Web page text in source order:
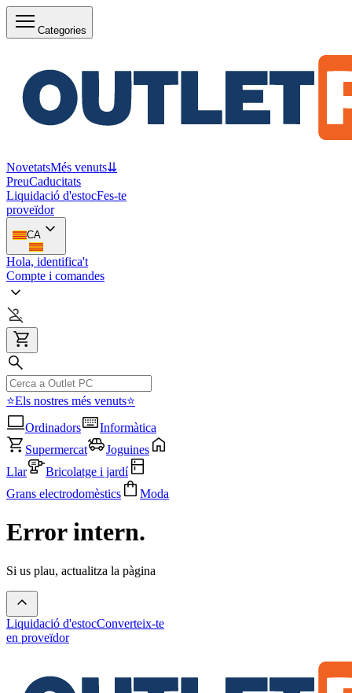
Categories
NovetatsMés venuts⇊
PreuCaducitats
Liquidació d'estocFes-te
proveïdor
CA
Hola, identifica't
Compte i comandes
⭐Els nostres més venuts⭐
Ordinadors
Informàtica
Supermercat
Joguines
Llar
Bricolatge i jardí
Grans electrodomèstics
Moda
Error intern.
Si us plau, actualitza la pàgina
Liquidació d'estocConverteix-te
en proveïdor